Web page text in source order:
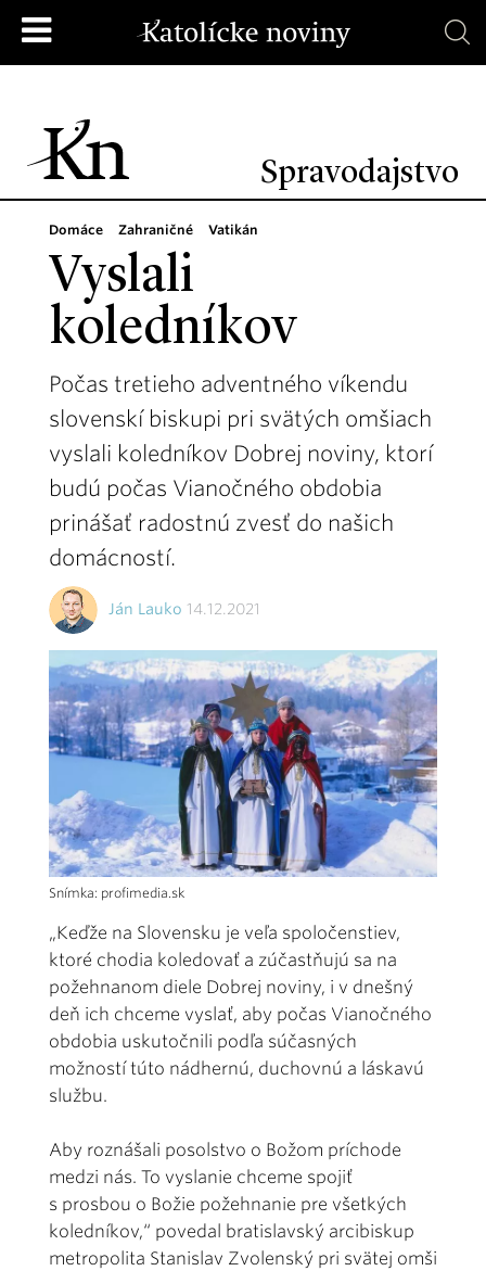
Spravodajstvo
Domáce Zahraničné Vatikán
Vyslali
koledníkov
Počas tretieho adventného víkendu
slovenskí biskupi pri svätých omšiach
vyslali koledníkov Dobrej noviny, ktorí
budú počas Vianočného obdobia
prinášať radostnú zvesť do našich
domácností.
Ján Lauko 14.12.2021
Snímka: profimedia.sk
„Keďže na Slovensku je veľa spoločenstiev,
ktoré chodia koledovať a zúčastňujú sa na
požehnanom diele Dobrej noviny, i v dnešný
deň ich chceme vyslať, aby počas Vianočného
obdobia uskutočnili podľa súčasných
možností túto nádhernú, duchovnú a láskavú
službu.
Aby roznášali posolstvo o Božom príchode
medzi nás. To vyslanie chceme spojiť
s prosbou o Božie požehnanie pre všetkých
koledníkov,“ povedal bratislavský arcibiskup
metropolita Stanislav Zvolenský pri svätej omši